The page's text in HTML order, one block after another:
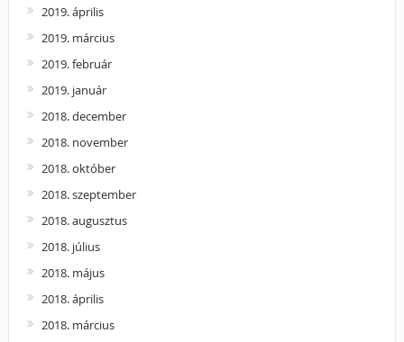
2019. április
2019. március
2019. február
2019. január
2018. december
2018. november
2018. október
2018. szeptember
2018. augusztus
2018. július
2018. május
2018. április
2018. március